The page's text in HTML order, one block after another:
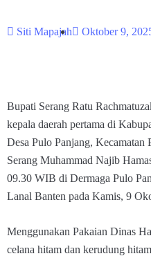
Siti Mapajah Oktober 9,
Bupati Serang Ratu
kepala daerah pertama di
Desa Pulo Panjang,
Serang Muhammad Najib
09.30 WIB di Dermaga Pulo
Lanal Banten pada Kamis, 9
Menggunakan Pakaian Dinas
celana hitam dan kerudung